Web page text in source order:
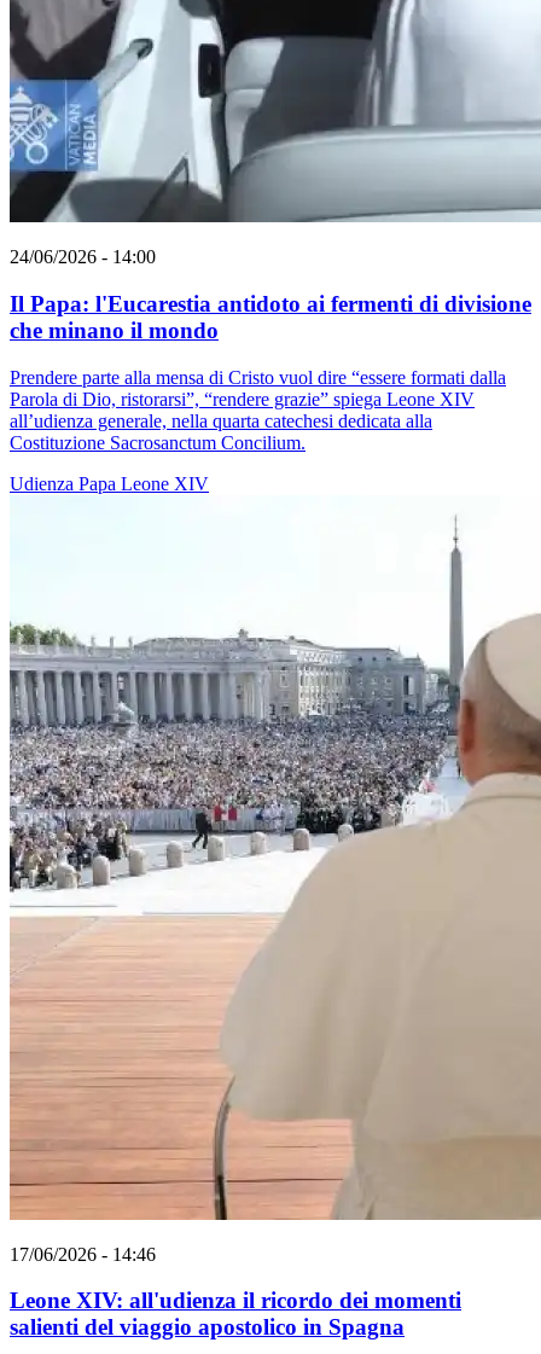
24/06/2026 - 14:00
Il Papa: l'Eucarestia antidoto ai fermenti di divisione
che minano il mondo
Prendere parte alla mensa di Cristo vuol dire “essere formati dalla
Parola di Dio, ristorarsi”, “rendere grazie” spiega Leone XIV
all’udienza generale, nella quarta catechesi dedicata alla
Costituzione Sacrosanctum Concilium.
Udienza Papa Leone XIV
17/06/2026 - 14:46
Leone XIV: all'udienza il ricordo dei momenti
salienti del viaggio apostolico in Spagna